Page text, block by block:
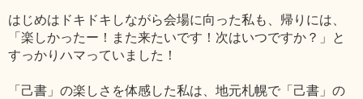
はじめはドキドキしながら会場に向った私も、帰りには、
「楽しかったー！また来たいです！次はいつですか？」と
すっかりハマっていました！
「己書」の楽しさを体感した私は、地元札幌で「己書」の